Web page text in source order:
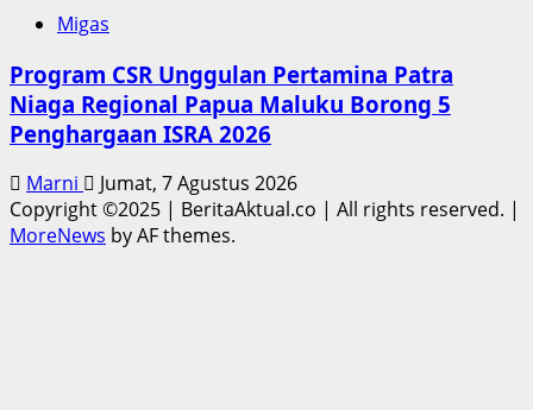
Migas
Program CSR Unggulan Pertamina Patra
Niaga Regional Papua Maluku Borong 5
Penghargaan ISRA 2026
Marni
Jumat, 7 Agustus 2026
Copyright ©2025 | BeritaAktual.co | All rights reserved. |
MoreNews by AF themes.